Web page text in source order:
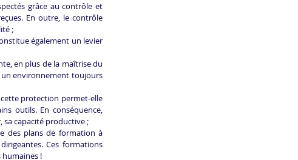
grâce au contrôle et
En outre, le contrôle
;
également un levier
en plus de la maîtrise du
environnement toujours
protection permet-elle
outils. En conséquence,
capacité productive ;
des plans de formation à
Ces formations
!